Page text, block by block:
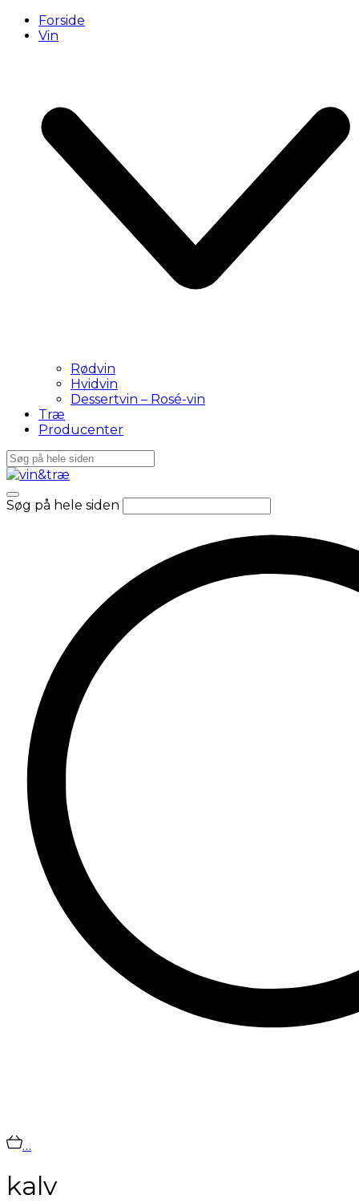
Forside
Vin
Rødvin
Hvidvin
Dessertvin – Rosé-vin
Træ
Producenter
Søg på hele siden
…
kalv